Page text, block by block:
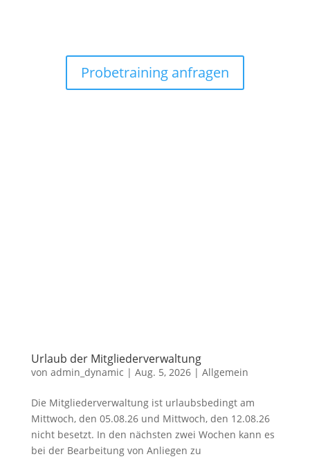
Probetraining anfragen
Urlaub der Mitgliederverwaltung
von admin_dynamic | Aug. 5, 2026| Allgemein
Die Mitgliederverwaltung ist urlaubsbedingt am
Mittwoch, den 05.08.26 und Mittwoch, den 12.08.26
nicht besetzt. In den nächsten zwei Wochen kann es
bei der Bearbeitung von Anliegen zu